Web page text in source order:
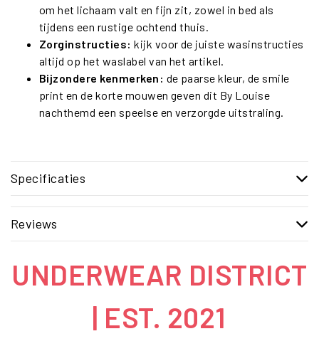
om het lichaam valt en fijn zit, zowel in bed als
tijdens een rustige ochtend thuis.
Zorginstructies: kijk voor de juiste wasinstructies
altijd op het waslabel van het artikel.
Bijzondere kenmerken: de paarse kleur, de smile
print en de korte mouwen geven dit By Louise
nachthemd een speelse en verzorgde uitstraling.
Specificaties
Reviews
UNDERWEAR DISTRICT
| EST. 2021